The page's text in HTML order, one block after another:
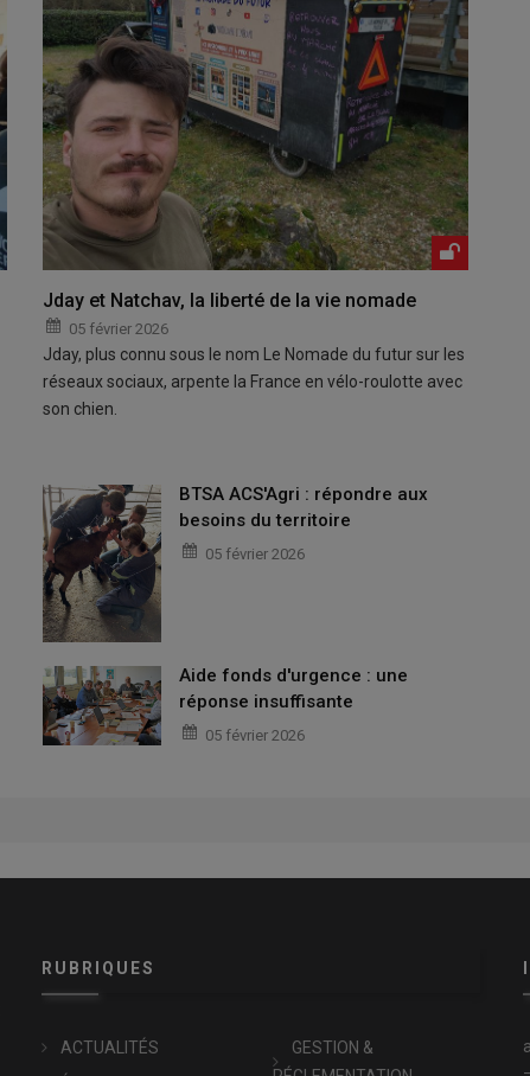
Jday et Natchav, la liberté de la vie nomade
05 février 2026
Jday, plus connu sous le nom Le Nomade du futur sur les
réseaux sociaux, arpente la France en vélo-roulotte avec
son chien.
BTSA ACS'Agri : répondre aux
besoins du territoire
05 février 2026
Aide fonds d'urgence : une
réponse insuffisante
05 février 2026
RUBRIQUES
ACTUALITÉS
GESTION &